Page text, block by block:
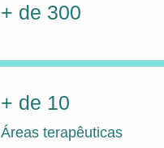
+ de 300
+ de 10
Áreas terapêuticas